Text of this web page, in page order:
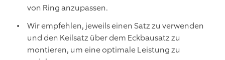
von Ring anzupassen.
Wir empfehlen, jeweils einen Satz zu verwenden
und den Keilsatz über dem Eckbausatz zu
montieren, um eine optimale Leistung zu